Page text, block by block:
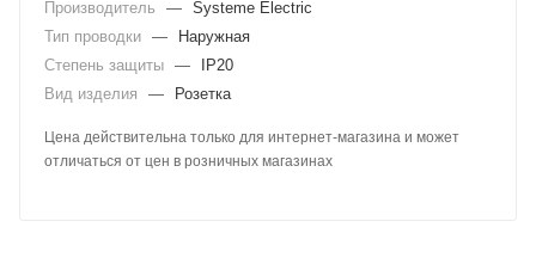
Производитель — Systeme Electric
Тип проводки —
Наружная
Степень защиты —
IP20
Вид изделия
— Розетка
Цена действительна только для интернет-магазина и может
отличаться от цен в розничных магазинах